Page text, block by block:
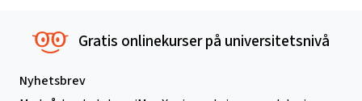
Gratis onlinekurser på universitetsnivå
Nyhetsbrev